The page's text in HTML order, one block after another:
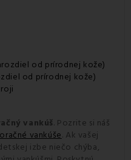
od prírodnej kože)
od prírodnej kože)
vankúš. Pozrite si náš
vankúše. Ak vašej
izbe niečo chýba,